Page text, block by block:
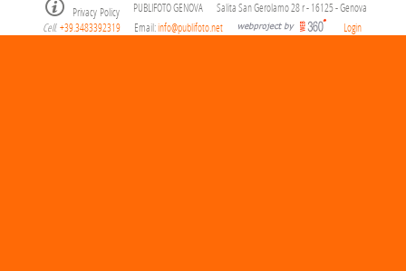
Privacy Policy PUBLIFOTO GENOVA
Salita San Gerolamo 28 r - 16125 - Genova
Cell. +39.3483392319 Email:info@publifoto.net Login